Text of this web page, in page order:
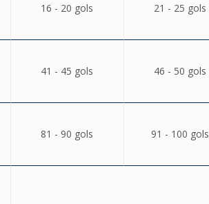
16 - 20 gols 21 - 25 gols
41 - 45 gols 46 - 50 gols
81 - 90 gols 91 - 100 gols